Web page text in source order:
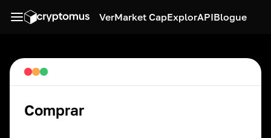
VerMarket CapExplorAPIBlogue
Comprar